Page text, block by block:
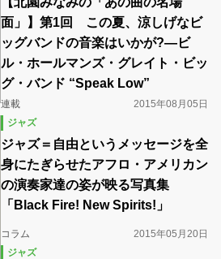
面」】第1回 この夏、涼しげなビ
ッグバンドの音楽はいかが?―ビ
ル・ホールマンズ・グレイト・ビッ
グ・バンド “Speak Low”
連載
2015年08月05日
ジャズ
ジャズ＝自由というメッセージを全
身にたぎらせたアフロ・アメリカン
の演奏家達の姿が映る写真集
「Black Fire! New Spirits!」
コラム
2015年05月20日
ジャズ